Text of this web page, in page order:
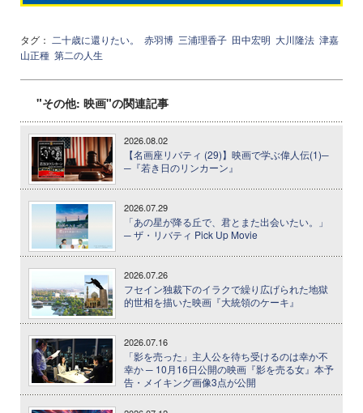
タグ： 二十歳に還りたい。 赤羽博 三浦理香子 田中宏明 大川隆法 津嘉
山正種 第二の人生
"その他: 映画"の関連記事
2026.08.02
【名画座リバティ (29)】映画で学ぶ偉人伝(1)─
─『若き日のリンカーン』
2026.07.29
「あの星が降る丘で、君とまた出会いたい。」
─ ザ・リバティ Pick Up Movie
2026.07.26
フセイン独裁下のイラクで繰り広げられた地獄
的世相を描いた映画『大統領のケーキ』
2026.07.16
「影を売った」主人公を待ち受けるのは幸か不
幸か ─ 10月16日公開の映画『影を売る女』本予
告・メイキング画像3点が公開